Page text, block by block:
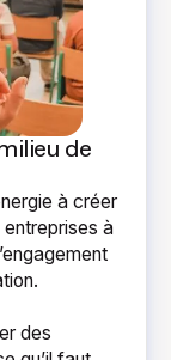
de
à créer
à
des